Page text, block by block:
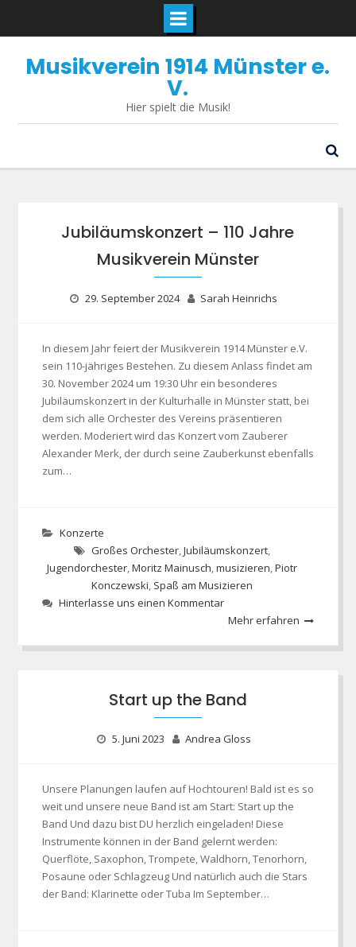
contentMusikverein 1914 Münster e.
V.
Hier spielt die Musik!
Beitragsseite
Jubiläumskonzert – 110 Jahre
Musikverein Münster
29. September 2024 Sarah Heinrichs
In diesem Jahr feiert der Musikverein 1914 Münster e.V.
sein 110-jähriges Bestehen. Zu diesem Anlass findet am
30. November 2024 um 19:30 Uhr ein besonderes
Jubiläumskonzert in der Kulturhalle in Münster statt, bei
dem sich alle Orchester des Vereins präsentieren
werden. Moderiert wird das Konzert vom Zauberer
Alexander Merk, der durch seine Zauberkunst ebenfalls
zum…
Konzerte
Großes Orchester,Jubiläumskonzert,
Jugendorchester,Moritz Mainusch,musizieren,Piotr
Konczewski, Spaß am Musizieren
Hinterlasse uns einen Kommentar
Mehr erfahren
Start up the Band
5. Juni 2023 Andrea Gloss
Unsere Planungen laufen auf Hochtouren! Bald ist es so
weit und unsere neue Band ist am Start: Start up the
Band Und dazu bist DU herzlich eingeladen! Diese
Instrumente können in der Band gelernt werden:
Querflöte, Saxophon, Trompete, Waldhorn, Tenorhorn,
Posaune oder Schlagzeug Und natürlich auch die Stars
der Band: Klarinette oder Tuba Im September…